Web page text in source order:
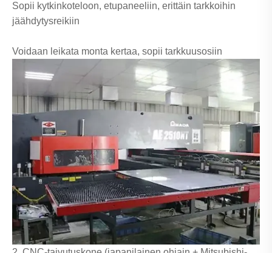
Sopii kytkinkoteloon, etupaneeliin, erittäin tarkkoihin
jäähdytysreikiin
Voidaan leikata monta kertaa, sopii tarkkuusosiin